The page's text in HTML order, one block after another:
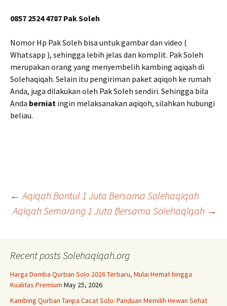
0857 2524 4787 Pak Soleh
Nomor Hp Pak Soleh bisa untuk gambar dan video (
Whatsapp ), sehingga lebih jelas dan komplit. Pak Soleh
merupakan orang yang menyembelih kambing aqiqah di
Solehaqiqah. Selain itu pengiriman paket aqiqoh ke rumah
Anda, juga dilakukan oleh Pak Soleh sendiri. Sehingga bila
Anda berniat ingin melaksanakan aqiqoh, silahkan hubungi
beliau.
Post
← Aqiqah Bantul 1 Juta Bersama Solehaqiqah
Aqiqah Semarang 1 Juta Bersama Solehaqiqah →
Recent posts Solehaqiqah.org
Harga Domba Qurban Solo 2026 Terbaru, Mulai Hemat hingga
Kualitas Premium May 25, 2026
Kambing Qurban Tanpa Cacat Solo: Panduan Memilih Hewan Sehat